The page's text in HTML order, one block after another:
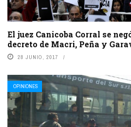
El juez Canicoba Corral se
decreto de Macri, Peña y
28 JUNIO, 2017
OPINIONES